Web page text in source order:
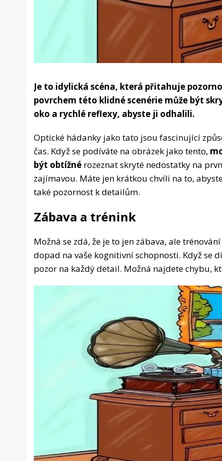
Je to idylická scéna, která přitahuje
povrchem této klidné scenérie může být
oko a rychlé reflexy, abyste ji odhalili.
Optické hádanky jako tato jsou fascinující
čas. Když se podíváte na obrázek jako tento,
být obtížné rozeznat skryté nedostatky na
zajímavou. Máte jen krátkou chvíli na to,
také pozornost k detailům.
Zábava a trénink
Možná se zdá, že je to jen zábava, ale
dopad na vaše kognitivní schopnosti. Když se
pozor na každý detail. Možná najdete chybu,